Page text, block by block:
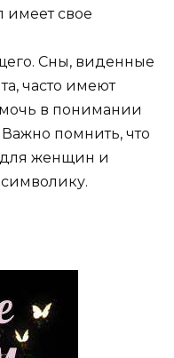
имеет свое
Сны, виденные
часто имеют
в понимании
помнить, что
для женщин и